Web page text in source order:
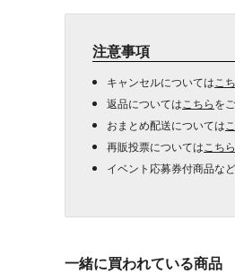
注意事項
キャンセルについては こ
返品については こちらを
おまとめ配送については
再販投票については こちら
イベント応募券付商品な
一緒に買われている商品